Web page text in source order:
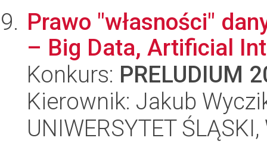
Prawo "własności"
– Big Data, Artificial
Konkurs: PRELUDIUM
Kierownik: Jakub
UNIWERSYTET